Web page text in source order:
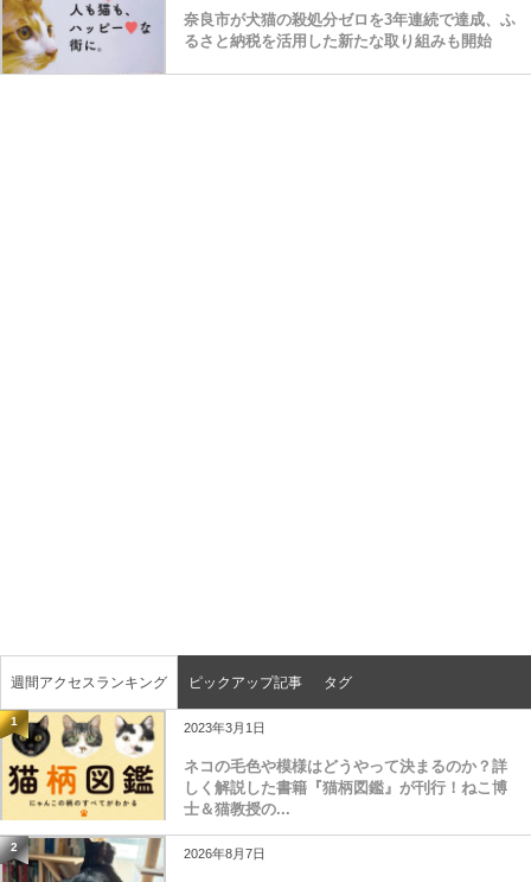
奈良市が犬猫の殺処分ゼロを3年連続で達成、ふ
るさと納税を活用した新たな取り組みも開始
週間アクセスランキング ピックアップ記事 タグ
1 2023年3月1日
ネコの毛色や模様はどうやって決まるのか？詳
しく解説した書籍『猫柄図鑑』が刊行！ねこ博
士＆猫教授の...
2 2026年8月7日